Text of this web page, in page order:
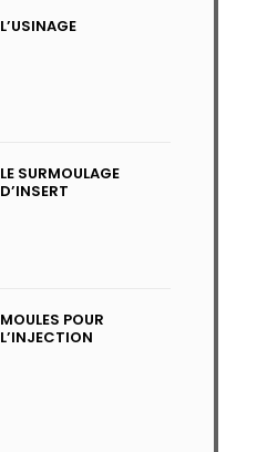
L’USINAGE
LE SURMOULAGE
D’INSERT
MOULES POUR
L’INJECTION